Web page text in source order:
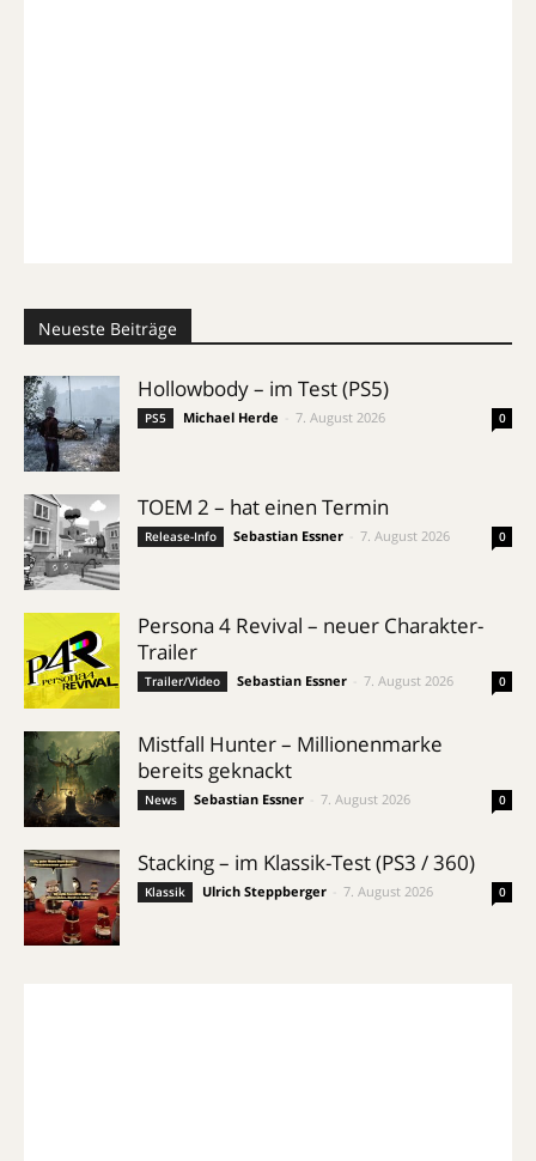
Neueste Beiträge
Hollowbody – im Test (PS5)
PS5 Michael Herde 7. August 2026 0
TOEM 2 – hat einen Termin
Release-Info Sebastian Essner 7. August 2026 0
Persona 4 Revival – neuer Charakter-
Trailer
Trailer/Video Sebastian Essner 7. August 2026 0
Mistfall Hunter – Millionenmarke
bereits geknackt
News Sebastian Essner 7. August 2026 0
Stacking – im Klassik-Test (PS3 / 360)
Klassik Ulrich Steppberger 7. August 2026 0